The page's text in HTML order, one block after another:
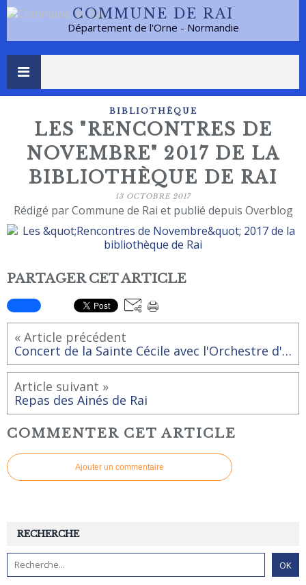
COMMUNE DE RAI
Département de l'Orne - Normandie
BIBLIOTHÈQUE
LES "RENCONTRES DE
NOVEMBRE" 2017 DE LA
BIBLIOTHÈQUE DE RAI
13 OCTOBRE 2017
Rédigé par Commune de Rai et publié depuis Overblog
PARTAGER CET ARTICLE
« Article précédent
Concert de la Sainte Cécile avec l'Orchestre d' Harmonie de Rai-Aube Samedi 11 novembre à la Maison pour Tous de Rai
Article suivant »
Repas des Ainés de Rai
COMMENTER CET ARTICLE
Ajouter un commentaire
RECHERCHE